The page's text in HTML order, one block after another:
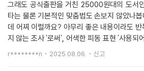
그래도 공식출판을 거친 25000원대의 도서
타는 물론 기본적인 맞춤법도 손보지 않았나
데 어찌 이럴까요? 아무리 좋은 내용이라도
지 않는 조사 '로써', 어색한 피동 표현 '사용되
자라다는 '모자르다' 주술 호응 엉망..내용만
r********n 2025.08.06. 신고